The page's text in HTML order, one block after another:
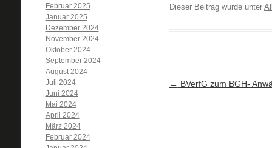
Dieser Beitrag wurde unter
Artikel-Navigation
← BVerfG zum BGH-
Februar 2025
Januar 2025
Dezember 2024
November 2024
Oktober 2024
September 2024
August 2024
Juli 2024
Juni 2024
Mai 2024
April 2024
März 2024
Februar 2024